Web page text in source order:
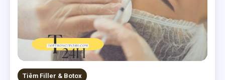
Tiêm Filler & Botox